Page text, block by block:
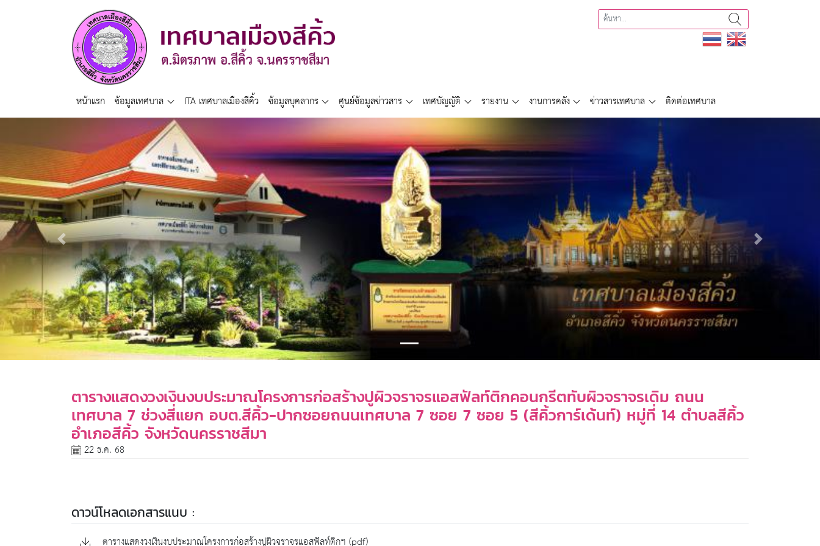
หน้าแรก ข้อมูลเทศบาล ITA เทศบาลเมืองสีคิ้ว ข้อมูลบุคลากร ศูนย์ข้อมูลข่าวสาร เทศบัญญัติ รายงาน งานการคลัง ข่าวสารเทศบาล ติดต่อเทศบาล
Previous Next
ตารางแสดงวงเงินงบประมาณโครงการก่อสร้างปูผิวจราจรแอสฟัลท์ติกคอนกรีตทับผิวจราจรเดิม ถนน
เทศบาล 7 ช่วงสี่แยก อบต.สีคิ้ว-ปากซอยถนนเทศบาล 7 ซอย 7 ซอย 5 (สีคิ้วการ์เด้นท์) หมู่ที่ 14 ตำบลสีคิ้ว
อำเภอสีคิ้ว จังหวัดนครราชสีมา
22 ธ.ค. 68
ดาวน์โหลดเอกสารแนบ :
ตารางแสดงวงเงินงบประมาณโครงการก่อสร้างปูผิวจราจรแอสฟัลท์ติกฯ (pdf)